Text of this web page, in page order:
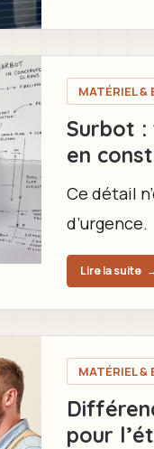
MATÉRIEL &
Surbot
en
Ce détail
d’urgence.
Lire la suite
MATÉRIEL &
pour